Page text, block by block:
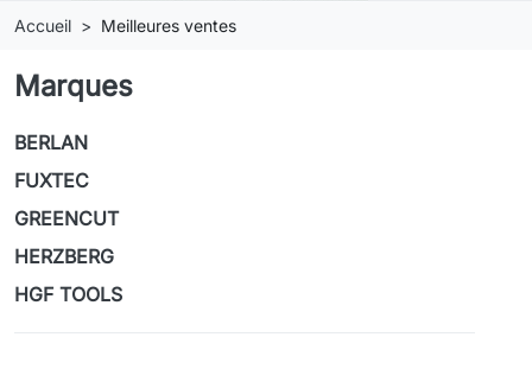
Accueil Meilleures ventes
Marques
BERLAN
FUXTEC
GREENCUT
HERZBERG
HGF TOOLS